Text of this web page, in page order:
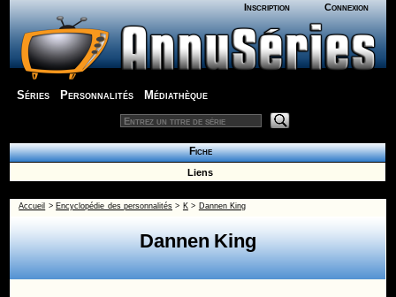
Inscription Connexion
Séries Personnalités Médiathèque
Fiche
Liens
Accueil > Encyclopédie des personnalités > K> Dannen King
Dannen King